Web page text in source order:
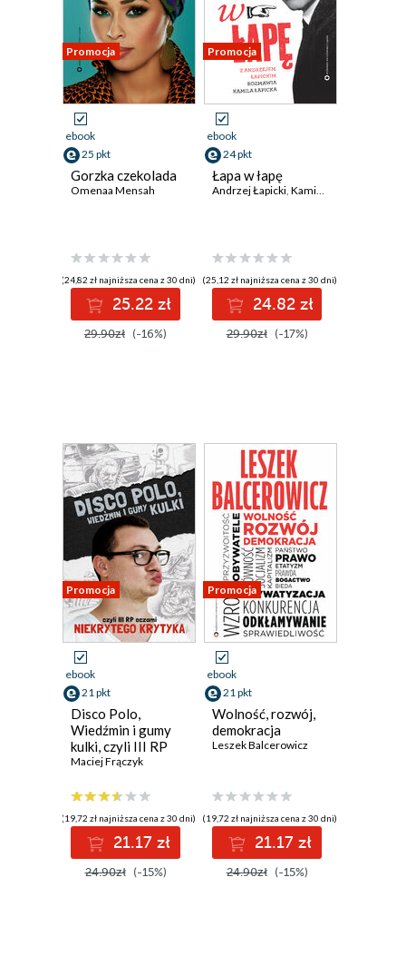
Promocja
ebook
25 pkt
Gorzka czekolada
Omenaa Mensah
(24,82 zł najniższa cena z 30 dni)
25.22 zł
29.90zł (-16%)
Promocja
ebook
24 pkt
Łapa w łapę
Andrzej Łapicki, Kamila Łapicka
(25,12 zł najniższa cena z 30 dni)
24.82 zł
29.90zł (-17%)
Promocja
ebook
21 pkt
Disco Polo,
Wiedźmin i gumy
kulki, czyli III RP
oczami Niekrytego
Maciej Frączyk
(19,72 zł najniższa cena z 30 dni)
21.17 zł
24.90zł (-15%)
Promocja
ebook
21 pkt
Wolność, rozwój,
demokracja
Leszek Balcerowicz
(19,72 zł najniższa cena z 30 dni)
21.17 zł
24.90zł (-15%)